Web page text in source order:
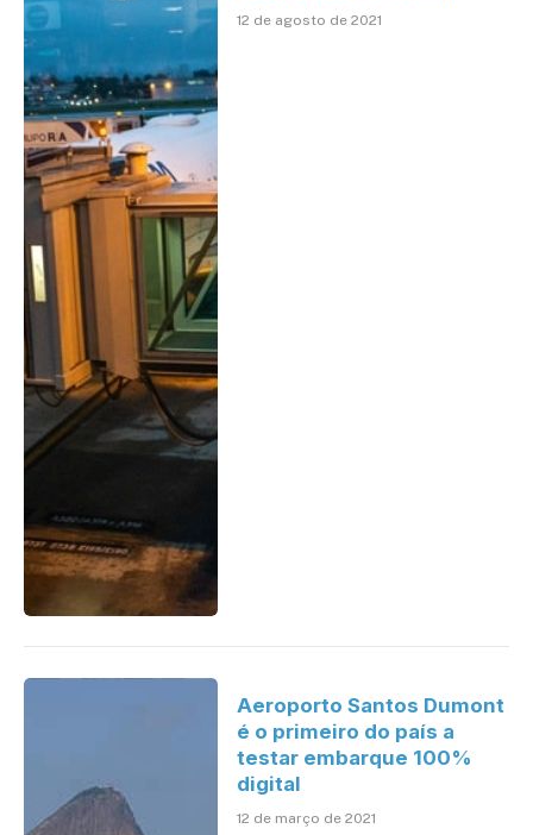
12 de agosto de 2021
Aeroporto Santos Dumont
é o primeiro do país a
testar embarque 100%
digital
12 de março de 2021